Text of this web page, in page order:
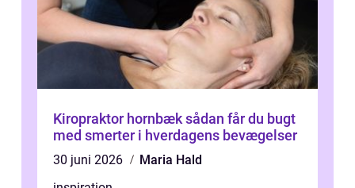
Kiropraktor hornbæk sådan får du bugt
med smerter i hverdagens bevægelser
30 juni 2026
Maria Hald